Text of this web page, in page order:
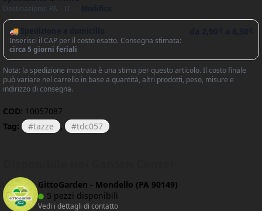
Destinazione: PA – IT —
🚚 Spedizione a domicilio
Inserisci il CAP per il costo esatto. Consegna stimata:
circa 5 giorni feriali
Nota: la spedizione mostrata è una stima per questo articolo. Il costo finale
può variare nel carrello in base a quantità, altri prodotti, peso, misure e
indirizzo di consegna.
COD: 10057087
Tag:
tazze , tdc057
GittoGarden - Mondello (PA 90149)
5 pezzi disponibili
Vedi i dettagli di contatto